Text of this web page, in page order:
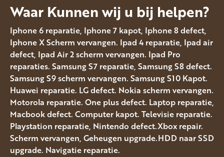
Waar Kunnen wij u bij helpen?
Iphone 6 reparatie, Iphone 7 kapot, Iphone 8 defect,
Iphone X Scherm vervangen. Ipad 4 reparatie, Ipad air
defect, Ipad Air 2 scherm vervangen. Ipad Pro
reparaties. Samsung S7 reparatie, Samsung S8 defect.
Samsung S9 scherm vervangen. Samsung S10 Kapot.
Huawei reparatie. LG defect. Nokia scherm vervangen.
Motorola reparatie. One plus defect. Laptop reparatie,
Macbook defect. Computer kapot. Televisie reparatie.
Playstation reparatie, Nintendo defect.Xbox repair.
Scherm vervangen, Geheugen upgrade.HDD naar SSD
upgrade. Navigatie reparatie.